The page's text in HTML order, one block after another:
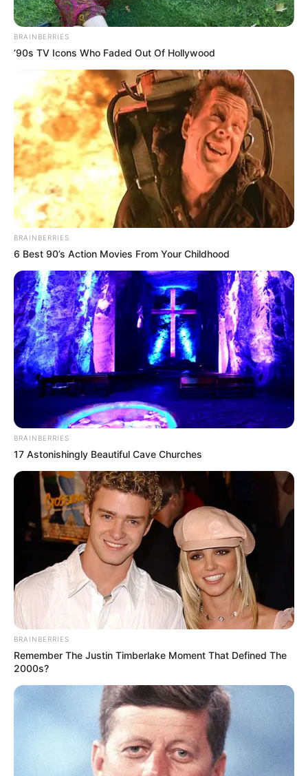
fervura, dissolva a mistura de farinha;
Mexa até ficar com consistência de mingau;
pronta para o uso.
Essa cola dura por até 20 dias em geladeira.
Cola branca com leite e bicarbonato
Painted Furniture ideas
Ingredientes:
Bicarbonato de sódio
Meia xícara de leite desnatado
Toalha de papel
Modo de preparo:
BRAINBERRIES
’90s TV Icons Who Faded Out Of Hollywood
BRAINBERRIES
6 Best 90’s Action Movies From Your Childhood
BRAINBERRIES
17 Astonishingly Beautiful Cave Churches
BRAINBERRIES
Remember The Justin Timberlake Moment That Defined The
2000s?